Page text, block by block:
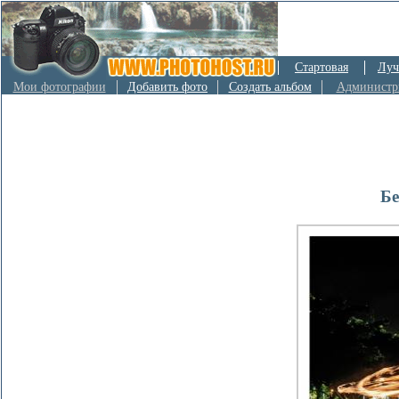
Стартовая
Мои фотографии
Добавить фото Создать альбом